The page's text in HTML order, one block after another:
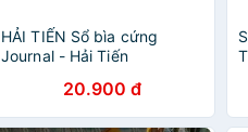
HẢI TIẾN Sổ bìa cứng
Journal - Hải Tiến
20.900 đ